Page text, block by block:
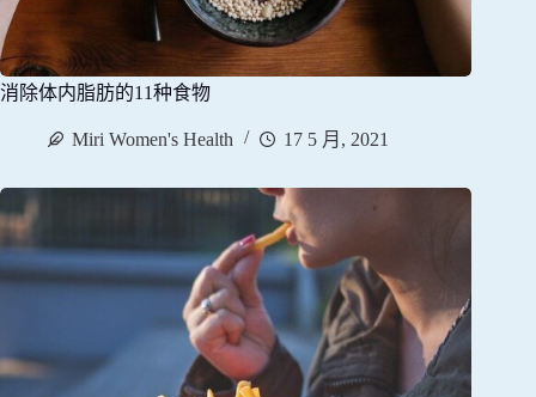
消除体内脂肪的11种食物
Miri Women's Health 17 5 月, 2021